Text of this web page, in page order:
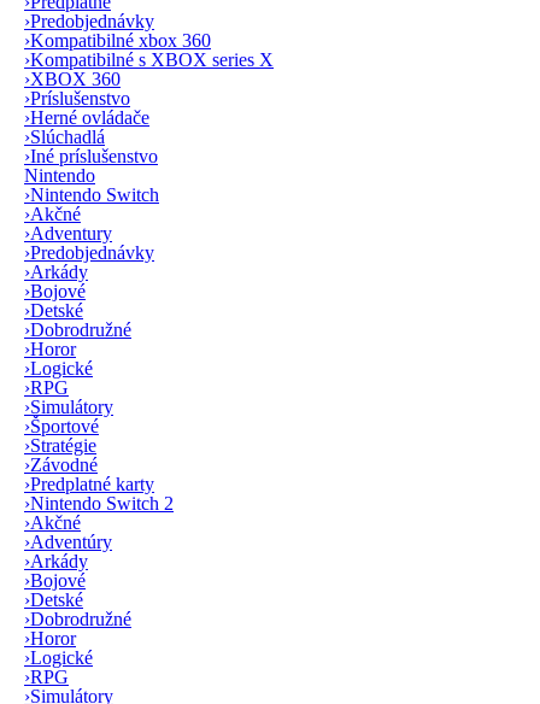
›Predobjednávky
›Kompatibilné xbox 360
›Kompatibilné s XBOX series X
›XBOX 360
›Príslušenstvo
›Herné ovládače
›Slúchadlá
›Iné príslušenstvo
Nintendo
›Nintendo Switch
›Akčné
›Adventury
›Predobjednávky
›Arkády
›Bojové
›Detské
›Dobrodružné
›Horor
›Logické
›RPG
›Simulátory
›Športové
›Stratégie
›Závodné
›Predplatné karty
›Nintendo Switch 2
›Akčné
›Adventúry
›Arkády
›Bojové
›Detské
›Dobrodružné
›Horor
›Logické
›RPG
›Simulátory